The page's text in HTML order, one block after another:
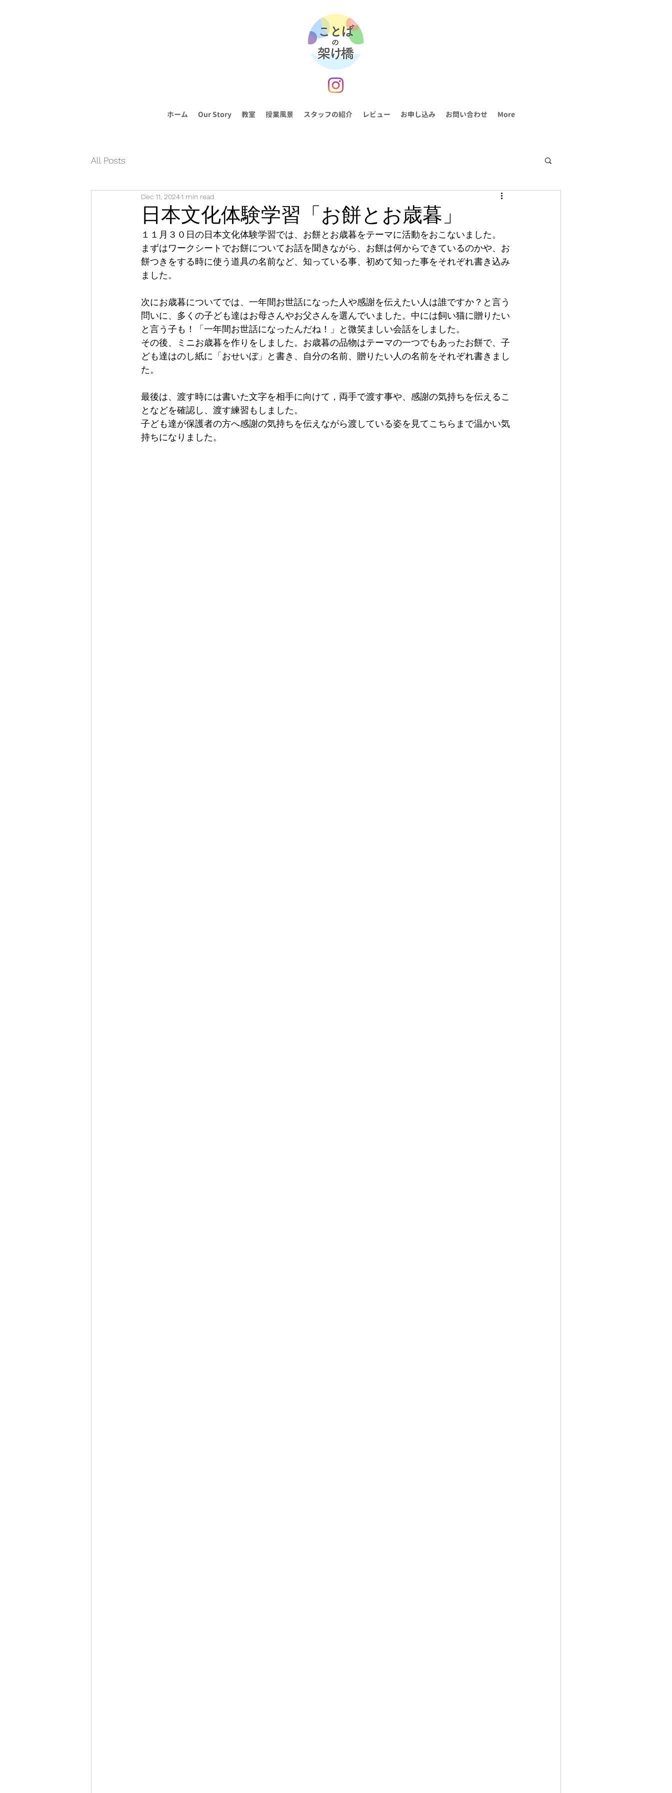
ホーム Our Story 教室 授業風景 スタッフの紹介 レビュー お申し込み お問い合わせ More
All Posts
日本文化体験学習「お餅とお歳暮」
Dec 11, 20241 min read
１１月３０日の日本文化体験学習では、お餅とお歳暮をテーマに活動をおこないました。
まずはワークシートでお餅についてお話を聞きながら、お餅は何からできているのかや、お
餅つきをする時に使う道具の名前など、知っている事、初めて知った事をそれぞれ書き込み
ました。
次にお歳暮についてでは、一年間お世話になった人や感謝を伝えたい人は誰ですか？と言う
問いに、多くの子ども達はお母さんやお父さんを選んでいました。中には飼い猫に贈りたい
と言う子も！「一年間お世話になったんだね！」と微笑ましい会話をしました。
その後、ミニお歳暮を作りをしました。お歳暮の品物はテーマの一つでもあったお餅で、子
ども達はのし紙に「おせいぼ」と書き、自分の名前、贈りたい人の名前をそれぞれ書きまし
た。
最後は、渡す時には書いた文字を相手に向けて，両手で渡す事や、感謝の気持ちを伝えるこ
となどを確認し、渡す練習もしました。
子ども達が保護者の方へ感謝の気持ちを伝えながら渡している姿を見てこちらまで温かい気
持ちになりました。